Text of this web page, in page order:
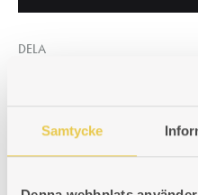
Samtycke
DELA
EURO (€) - EUR